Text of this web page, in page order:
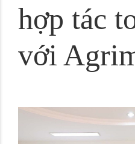
hợp tác
với